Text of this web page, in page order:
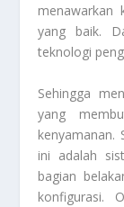
menawarkan
yang baik.
teknologi
Sehingga
yang
kenyamanan.
ini adalah
bagian
konfigurasi.